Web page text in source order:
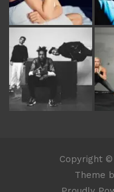
Copyright ©
Theme